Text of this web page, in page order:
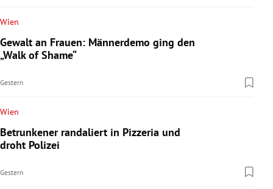
Wien
Gewalt an Frauen: Männerdemo ging den
„Walk of Shame“
Gestern
Wien
Betrunkener randaliert in Pizzeria und
droht Polizei
Gestern